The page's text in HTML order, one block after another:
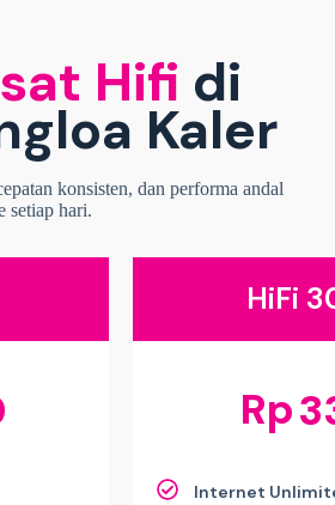
Hifi di
Kaler
konsisten, dan performa andal
setiap hari.
HiFi
Rp
Internet